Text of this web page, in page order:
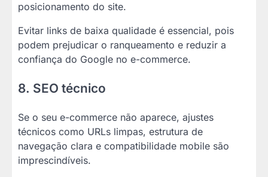
posicionamento do site.
Evitar links de baixa qualidade é essencial, pois
podem prejudicar o ranqueamento e reduzir a
confiança do Google no e-commerce.
8. SEO técnico
Se o seu e-commerce não aparece, ajustes
técnicos como URLs limpas, estrutura de
navegação clara e compatibilidade mobile são
imprescindíveis.